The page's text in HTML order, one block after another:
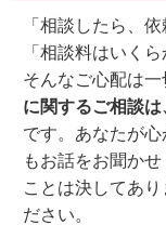
「相談したら、
「相談料はいく
そんなご心配は
に関するご相談
です。あなたが
もお話をお聞か
ことは決してあ
ださい。